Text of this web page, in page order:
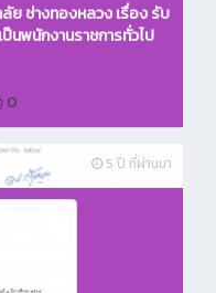
ย ช่างทองหลวง เรื่อง รับ
พนักงานราชการทั่วไป
0
5 ปี ที่ผ่านมา